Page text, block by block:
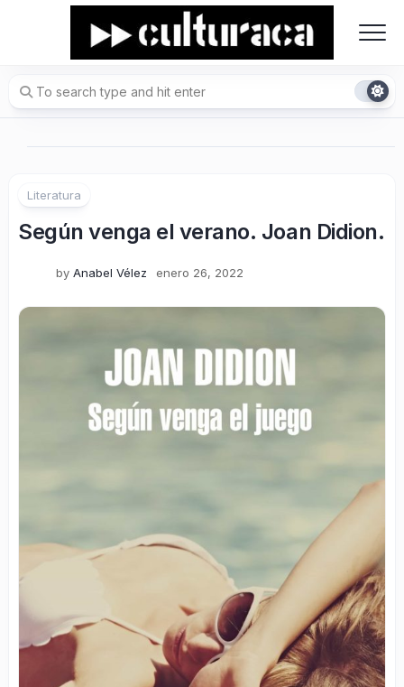
Literatura
Según venga el verano. Joan Didion.
by Anabel Vélez enero 26, 2022